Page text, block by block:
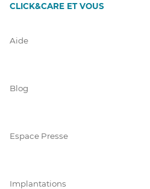
CLICK&CARE ET VOUS
Aide
Blog
Espace Presse
Implantations